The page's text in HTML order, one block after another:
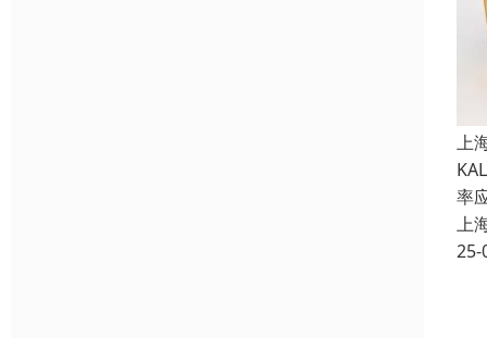
上
率
上
25-